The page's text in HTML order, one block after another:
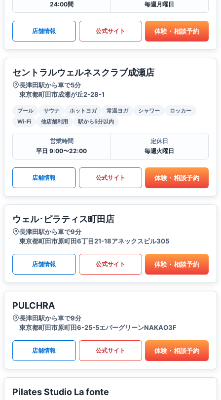
24:00間
毎週月曜日
店舗情報 公式サイト 体験・相談予約
セントラルウェルネスクラブ成瀬店
長津田駅から車で5分
東京都町田市成瀬が丘2-28-1
プール サウナ ホットヨガ 常温ヨガ シャワー
ロッカー
Wi-Fi
他店舗利用 駅から5分以内
営業時間
平日 9:00〜22:00
定休日
毎週火曜日
店舗情報 公式サイト 体験・相談予約
ウェル･ピラティス町田店
長津田駅から車で9分
東京都町田市原町田6丁目21-18アネックスビル305
店舗情報 公式サイト 体験・相談予約
PULCHRA
長津田駅から車で9分
東京都町田市原町田6-25-5エバーグリーンNAKAO3F
店舗情報 公式サイト 体験・相談予約
Pilates Studio La fonte